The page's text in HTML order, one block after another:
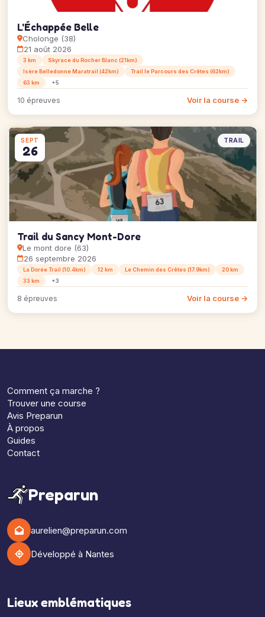
L'Échappée Belle
Cholonge (38)
21 août 2026
3 km
Skyrace du Rocher Blanc (21km)
Isère Belledonne Maratrail (42km)
Trail le Parcours des Crêtes (62km)
63 km
+5
10 épreuves Voir la course →
SEPT
26
TRAIL
Trail du Sancy Mont-Dore
Le mont dore (63)
26 septembre 2026
La Dorée Trail (10.4km) 12 km Le Chemin des Crêtes (17.9km)
20 km
33 km
+3
8 épreuves Voir la course →
Comment ça marche ?
Trouver une course
Avis Preparun
À propos
Guides
Contact
Preparun
aurelien@preparun.com
Développé à Nantes
Lieux emblématiques